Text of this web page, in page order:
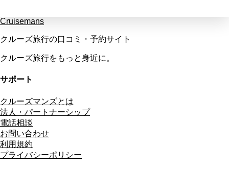
Cruisemans
クルーズ旅行の口コミ・予約サイト
クルーズ旅行をもっと身近に。
サポート
クルーズマンズとは
法人・パートナーシップ
電話相談
お問い合わせ
利用規約
プライバシーポリシー